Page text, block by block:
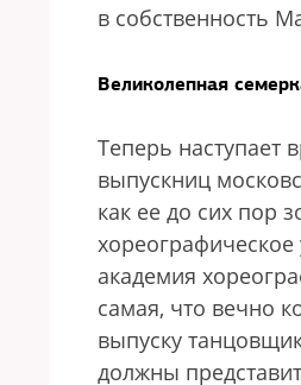
в собственность
Великолепная
Теперь наступает
выпускниц
как ее до сих пор
академия
самая, что вечно
выпуску
должны